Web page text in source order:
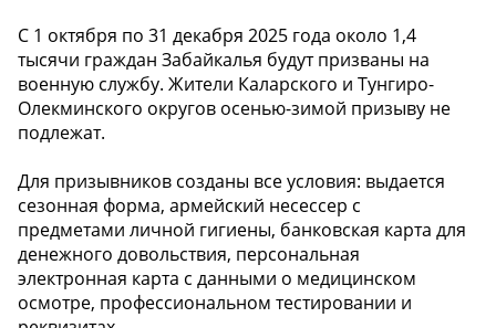
С 1 октября по 31 декабря 2025 года около 1,4
тысячи граждан Забайкалья будут призваны на
военную службу. Жители Каларского и Тунгиро-
Олекминского округов осенью-зимой призыву не
подлежат.
Для призывников созданы все условия: выдается
сезонная форма, армейский несессер с
предметами личной гигиены, банковская карта для
денежного довольствия, персональная
электронная карта с данными о медицинском
осмотре, профессиональном тестировании и